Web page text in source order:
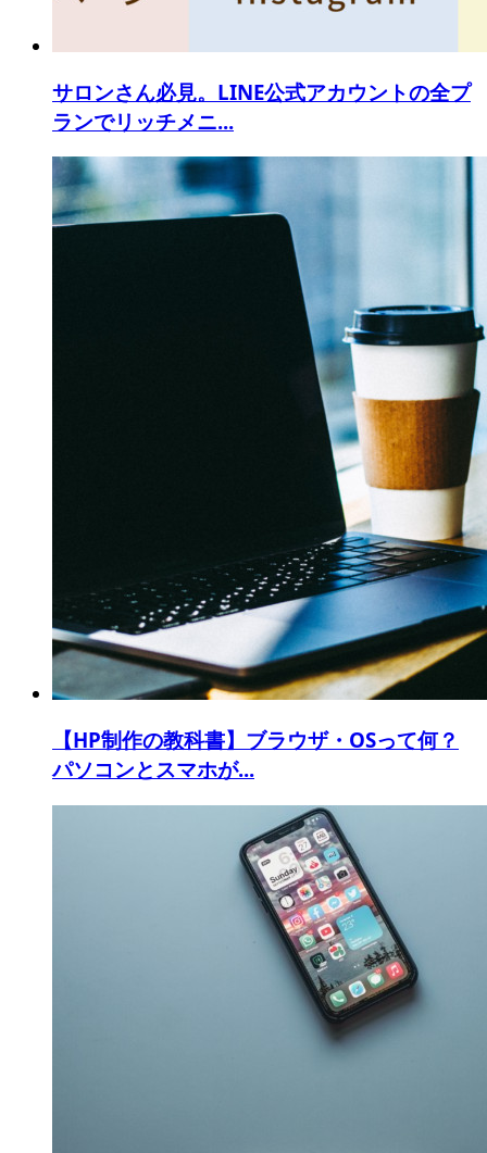
サロンさん必見。LINE公式アカウントの全プ
ランでリッチメニ...
【HP制作の教科書】ブラウザ・OSって何？
パソコンとスマホが...